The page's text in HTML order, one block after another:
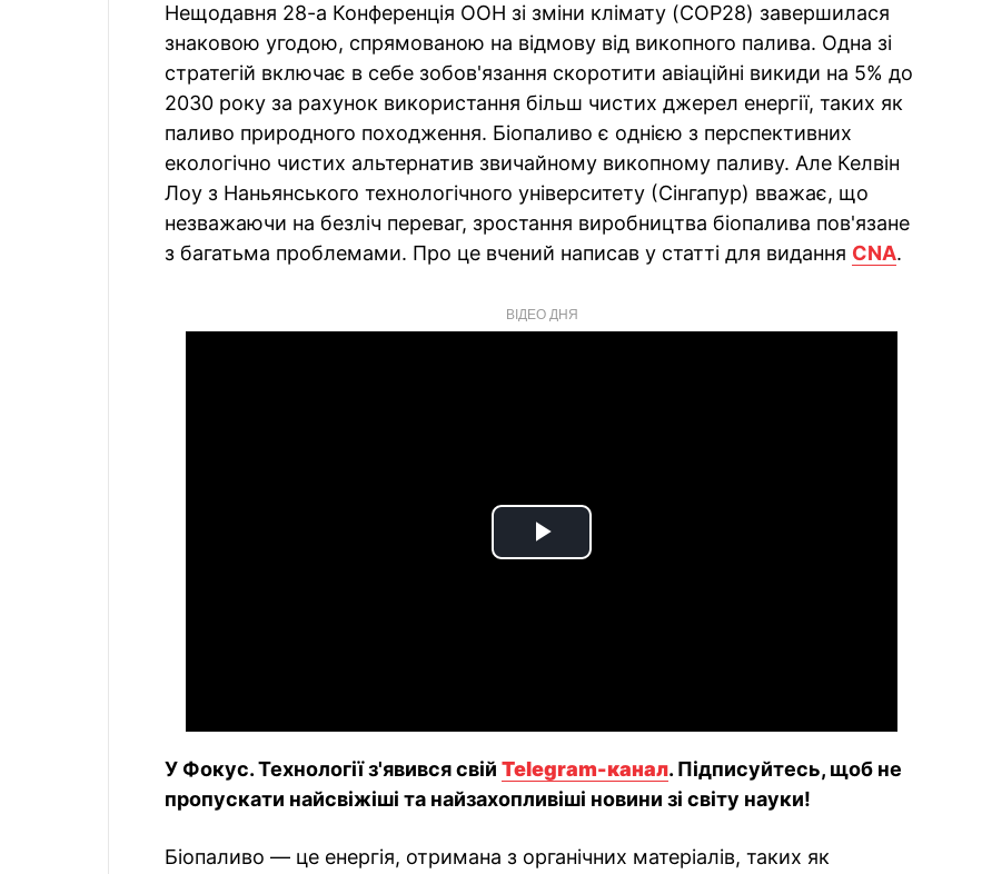
Нещодавня 28-а Конференція ООН зі зміни клімату (COP28) завершилася
знаковою угодою, спрямованою на відмову від викопного палива. Одна зі
стратегій включає в себе зобов'язання скоротити авіаційні викиди на 5% до
2030 року за рахунок використання більш чистих джерел енергії, таких як
паливо природного походження. Біопаливо є однією з перспективних
екологічно чистих альтернатив звичайному викопному паливу. Але Келвін
Лоу з Наньянського технологічного університету (Сінгапур) вважає, що
незважаючи на безліч переваг, зростання виробництва біопалива пов'язане
з багатьма проблемами. Про це вчений написав у статті для видання CNA.
ВІДЕО ДНЯ
Play
У Фокус. Технології з'явився свій Telegram-канал. Підписуйтесь, щоб не
пропускати найсвіжіші та найзахопливіші новини зі світу науки!
Біопаливо — це енергія, отримана з органічних матеріалів, таких як